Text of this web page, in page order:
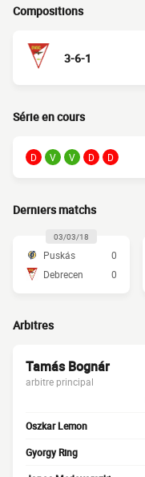
Compositions
3-6-1
Série en cours
D V V D D
Derniers matchs
03/03/18
Puskás
0
Debrecen
0
Arbitres
Tamás Bognár
arbitre principal
Oszkar Lemon
Gyorgy Ring